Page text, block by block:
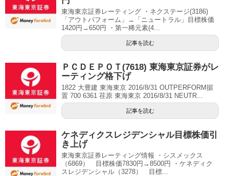
東海東京証券レーティング ・ネクステージ(3186)
「アウトパフォーム」→「ニュートラル」目標株価
1420円→650円 ・第一稀元素(4...
記事を読む
ＰＣＤＥＰＯＴ(7618) 東海東京証券がレ
ーティング格下げ
1822 大豊建 東海東京 2016/8/31 OUTPERFORM据
置 700 6361 荏原 東海東京 2016/8/31 NEUTR...
記事を読む
ケネディクスレジデンシャル目標株価引
き上げ
東海東京証券レーティング情報 ・シスメックス
（6869） 目標株価7830円→8500円 ・ケネディク
スレジデンシャル（3278） 目標...